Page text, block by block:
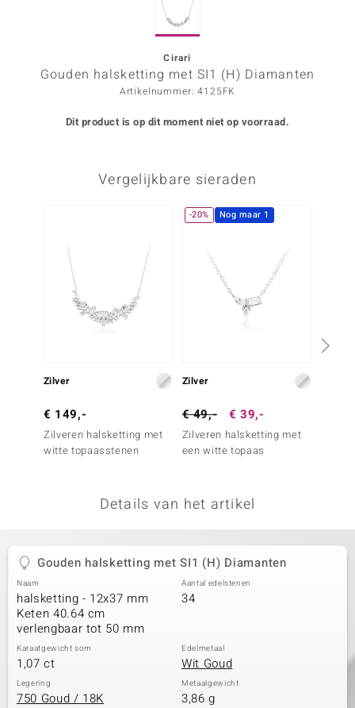
Designs
Cirari
Gouden halsketting met SI1 (H) Diamanten
Artikelnummer: 4125FK
Dit product is op dit moment niet op voorraad.
Vergelijkbare sieraden
Zilver
€ 149,-
Zilveren halsketting met
witte topaasstenen
-20% Nog maar 1
Zilver
€ 49,- € 39,-
Zilveren halsketting met
een witte topaas
Details van het artikel
Gouden halsketting met SI1 (H) Diamanten
Naam
halsketting - 12x37 mm
Keten 40.64 cm
verlengbaar tot 50 mm
Aantal edelstenen
34
Karaatgewicht som
1,07 ct
Edelmetaal
Wit Goud
Legering
750 Goud / 18K
Metaalgewicht
3,86 g